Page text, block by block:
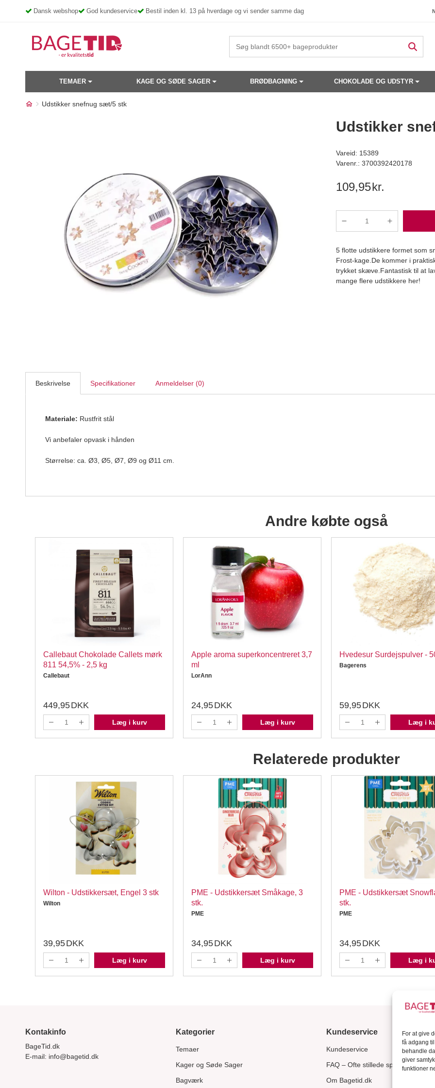
For at give
få adgang
behandle
giver
funktioner
Dansk webshop God kundeservice Bestil inden kl. 13 på hverdage og vi sender samme dag
TEMAER KAGE OG SØDE SAGER BRØDBAGNING CHOKOLADE OG UDSTYR
Udstikker snefnug sæt/5 stk
Måske kunne nogle af disse produkter have din interesse?
Callebaut Chokolade Callets ekstra mørk 70-30-38 - 2,5 kg
Udstikker
Vareid: 15389
Varenr.: 3700392420178
109,95kr.
Udstikker
5 flotte udstikkere formet som
Frost-kage.De kommer i
trykket skæve.Fantastisk til at
mange flere udstikkere her!
Beskrivelse Specifikationer Anmeldelser (0)
Materiale: Rustfrit stål
Vi anbefaler opvask i hånden
Størrelse: ca. Ø3, Ø5, Ø7, Ø9 og Ø11 cm.
Andre købte også
Callebaut Chokolade Callets mørk
811 54,5% - 2,5 kg
Callebaut
449,95DKK
Læg i kurv
Apple aroma superkoncentreret 3,7
ml
LorAnn
24,95DKK
Læg i kurv
Hvedesur Surdejspulver -
Bagerens
59,95DKK
Læg i
Relaterede produkter
Wilton - Udstikkersæt, Engel 3 stk
Wilton
39,95DKK
Læg i kurv
PME - Udstikkersæt Småkage, 3
stk.
PME
34,95DKK
Læg i kurv
PME - Udstikkersæt
stk.
PME
34,95DKK
Læg i
Kontakinfo
BageTid.dk
E-mail: info@bagetid.dk
Kategorier
Temaer
Kager og Søde Sager
Bagværk
Kundeservice
Kundeservice
FAQ – Ofte stillede spørgsmål
Om Bagetid.dk